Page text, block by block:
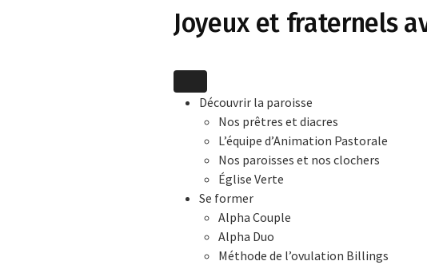
Joyeux et fraternels
Découvrir la paroisse
Nos prêtres et diacres
L’équipe d’Animation Pastorale
Nos paroisses et nos clochers
Église Verte
Se former
Alpha Couple
Alpha Duo
Méthode de l’ovulation Billings